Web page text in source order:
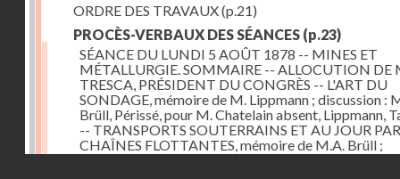
ORDRE DES TRAVAUX(p.21)
PROCÈS-VERBAUX DES SÉANCES (p.23)
SÉANCE DU LUNDI 5 AOÛT 1878 -- MINES ET
MÉTALLURGIE. SOMMAIRE -- ALLOCUTION DE
TRESCA, PRÉSIDENT DU CONGRÈS -- L'ART DU
SONDAGE, mémoire de M. Lippmann ; discussion :
Brüll, Périssé, pour M. Chatelain absent, Lippmann,
-- TRANSPORTS SOUTERRAINS ET AU JOUR PAR
CHAÎNES FLOTTANTES, mémoire de M.A. Brüll ;
observations de M. Mékarsky(p.23)